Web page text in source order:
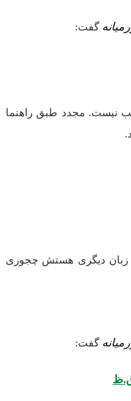
گفت:
نیست. مجدد طبق راهنما
زبان دیگری هستش چجوری
گفت: